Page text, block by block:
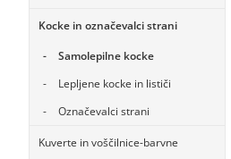
Kocke in označevalci strani
Samolepilne kocke
Lepljene kocke in lističi
Označevalci strani
Kuverte in voščilnice-barvne